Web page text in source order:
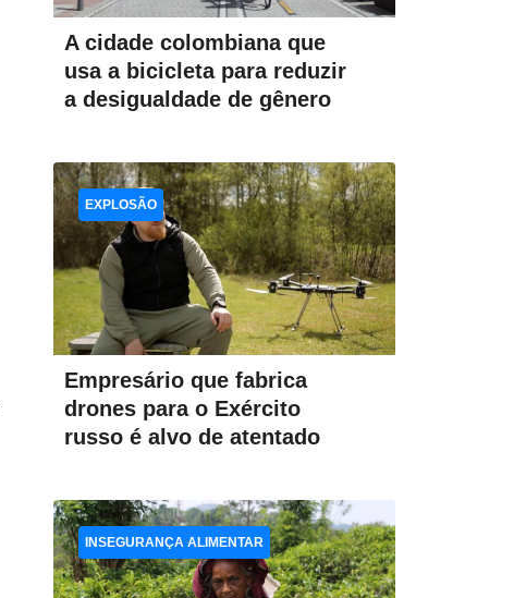
A cidade colombiana que
usa a bicicleta para reduzir
a desigualdade de gênero
Empresário que fabrica
drones para o Exército
russo é alvo de atentado
EXPLOSÃO
INSEGURANÇA ALIMENTAR